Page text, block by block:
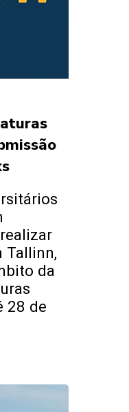
Tallinn,
da
28 de